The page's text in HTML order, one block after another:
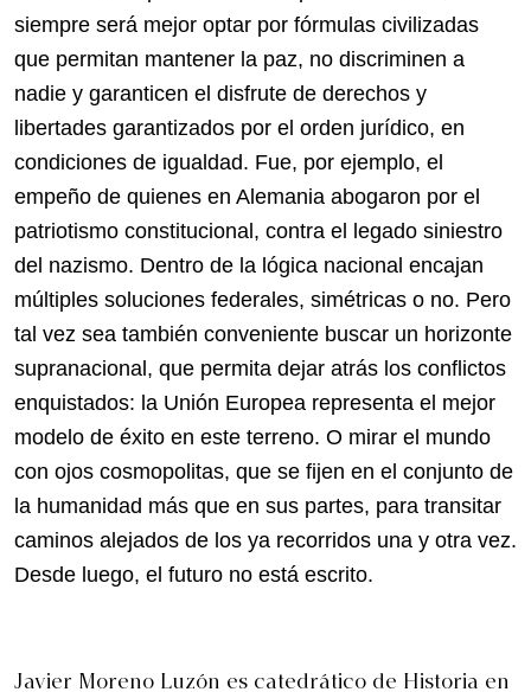
siempre será mejor optar por fórmulas civilizadas
que permitan mantener la paz, no discriminen a
nadie y garanticen el disfrute de derechos y
libertades garantizados por el orden jurídico, en
condiciones de igualdad. Fue, por ejemplo, el
empeño de quienes en Alemania abogaron por el
patriotismo constitucional, contra el legado siniestro
del nazismo. Dentro de la lógica nacional encajan
múltiples soluciones federales, simétricas o no. Pero
tal vez sea también conveniente buscar un horizonte
supranacional, que permita dejar atrás los conflictos
enquistados: la Unión Europea representa el mejor
modelo de éxito en este terreno. O mirar el mundo
con ojos cosmopolitas, que se fijen en el conjunto de
la humanidad más que en sus partes, para transitar
caminos alejados de los ya recorridos una y otra vez.
Desde luego, el futuro no está escrito.
Javier Moreno Luzón es catedrático de Historia en